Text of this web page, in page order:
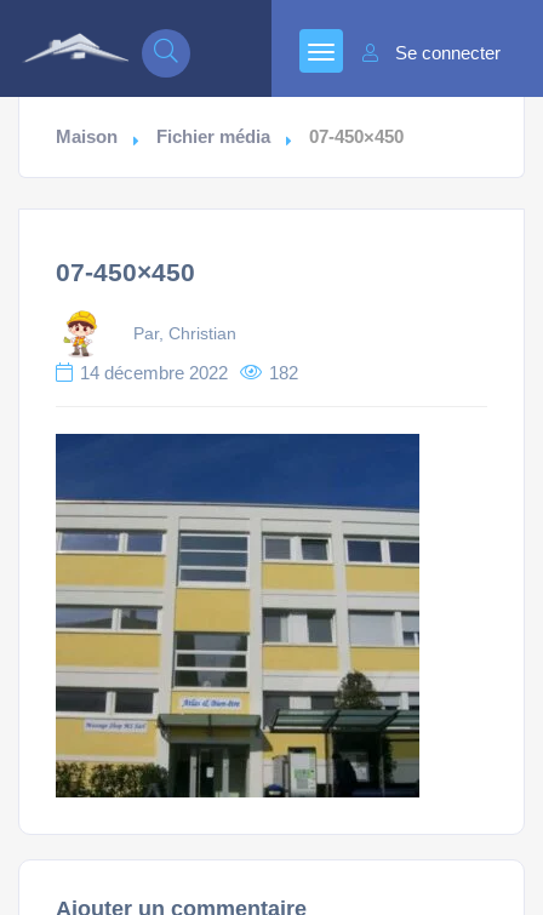
Se connecter
Maison Fichier média 07-450×450
07-450×450
Par, Christian
14 décembre 2022 182
Ajouter un commentaire